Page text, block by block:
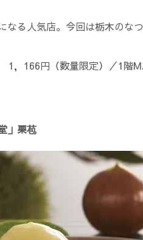
なる人気店。今回は栃木のな
1，166円（数量限定）／1階
」栗苞